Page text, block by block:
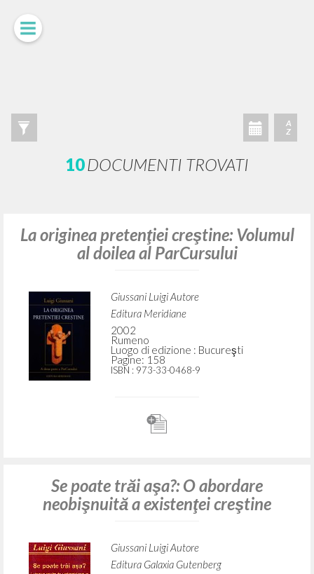
A
Z
10DOCUMENTI TROVATI
La originea pretenţiei creştine: Volumul
al doilea al ParCursului
Giussani Luigi Autore
Editura Meridiane
2002
Rumeno
Luogo di edizione : Bucureşti
Pagine: 158
ISBN : 973-33-0468-9
Se poate trăi aşa?: O abordare
neobişnuită a existenţei creştine
Giussani Luigi Autore
Editura Galaxia Gutenberg